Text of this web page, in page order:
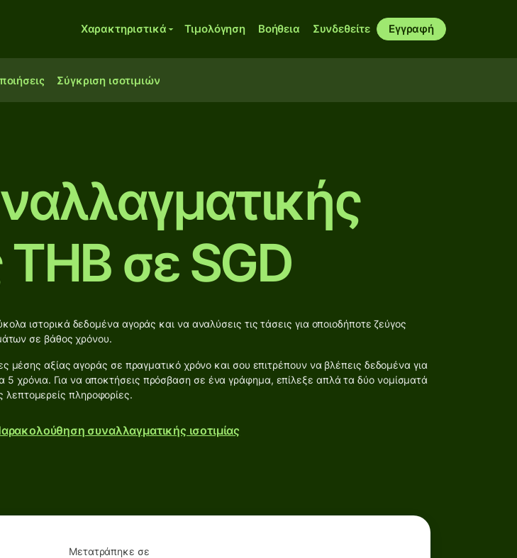
Χαρακτηριστικά Τιμολόγηση Βοήθεια Συνδεθείτε Εγγραφή
Σύγκριση ισοτιμιών
THB σε SGD
ιστορικά δεδομένα αγοράς και να αναλύσεις τις τάσεις για οποιοδήποτε ζεύγος
σε βάθος χρόνου.
μέσης αξίας αγοράς σε πραγματικό χρόνο και σου επιτρέπουν να βλέπεις δεδομένα για
5 χρόνια. Για να αποκτήσεις πρόσβαση σε ένα γράφημα, επίλεξε απλά τα δύο νομίσματά
λεπτομερείς πληροφορίες.
συναλλαγματικής ισοτιμίας
Μετατράπηκε σε